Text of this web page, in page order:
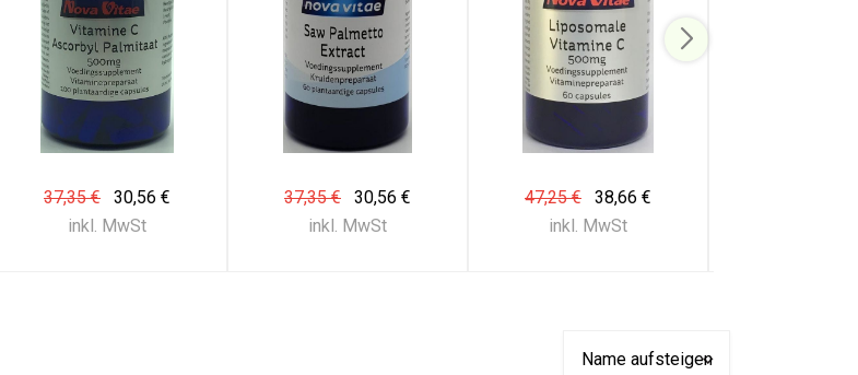
37,35 €
30,56 €
inkl. MwSt
37,35 €
30,56 €
inkl. MwSt
47,25 €
38,66 €
inkl. MwSt